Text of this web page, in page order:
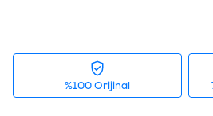
%100 Orijinal